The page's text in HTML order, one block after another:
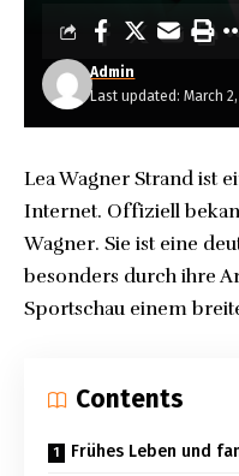
Last updated: March
Admin
Lea Wagner Strand ist
Internet. Offiziell
Wagner. Sie ist eine
besonders durch ihre
Sportschau einem
Contents
Frühes Leben und